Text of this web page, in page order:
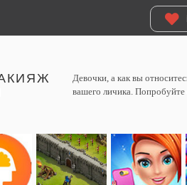
Девочки, а как вы
вашего личика.